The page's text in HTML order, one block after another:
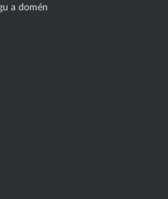
a domén